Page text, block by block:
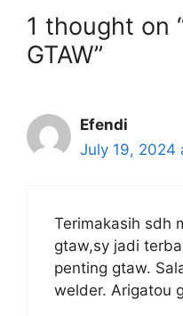
1 thought on
GTAW”
Efendi
July 19, 2024
Terimakasih sdh
gtaw,sy jadi
penting gtaw.
welder. Arigatou